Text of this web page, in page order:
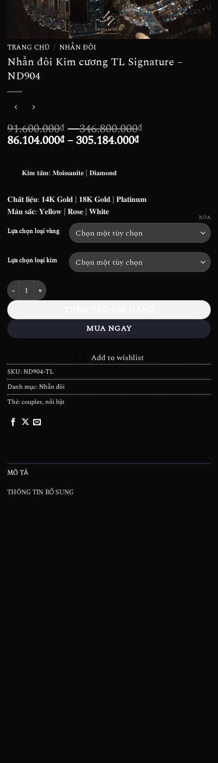
TRANG CHỦ / NHẪN ĐÔI
Nhẫn đôi Kim cương TL Signature –
ND904
91.600.000₫ –346.800.000₫
86.104.000₫ –305.184.000₫Khoảng
305.184.000₫
𝐊𝐢𝐦 𝐭𝐚̂́𝐦: 𝐌𝐨𝐢𝐬𝐬𝐚𝐧𝐢𝐭𝐞 | 𝐃𝐢𝐚𝐦𝐨𝐧𝐝
𝐂𝐡𝐚̂́𝐭 𝐥𝐢𝐞̣̂𝐮: 𝟏𝟒𝐊 𝐆𝐨𝐥𝐝 | 𝟏𝟖𝐊 𝐆𝐨𝐥𝐝 | 𝐏𝐥𝐚𝐭𝐢𝐧𝐮𝐦
𝐌𝐚̀𝐮 𝐬𝐚̆́𝐜: 𝐘𝐞𝐥𝐥𝐨𝐰 | 𝐑𝐨𝐬𝐞 | 𝐖𝐡𝐢𝐭𝐞
Lựa chọn loại vàng
Lựa chọn loại kim
XÓA
Nhẫn đôi Kim cương TL Signature - ND904 số lượng
MUA NGAY
Add to wishlist
SKU: ND904-TL
Danh mục: Nhẫn đôi
Thẻ:couples,nổi bật
MÔ TẢ
THÔNG TIN BỔ SUNG